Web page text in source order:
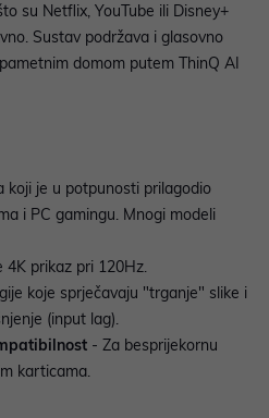
su Netflix, YouTube ili Disney+
Sustav podržava i glasovno
domom putem ThinQ AI
koji je u potpunosti prilagodio
i PC gamingu. Mnogi modeli
4K prikaz pri 120Hz.
koje sprječavaju "trganje" slike i
(input lag).
- Za besprijekornu
karticama.